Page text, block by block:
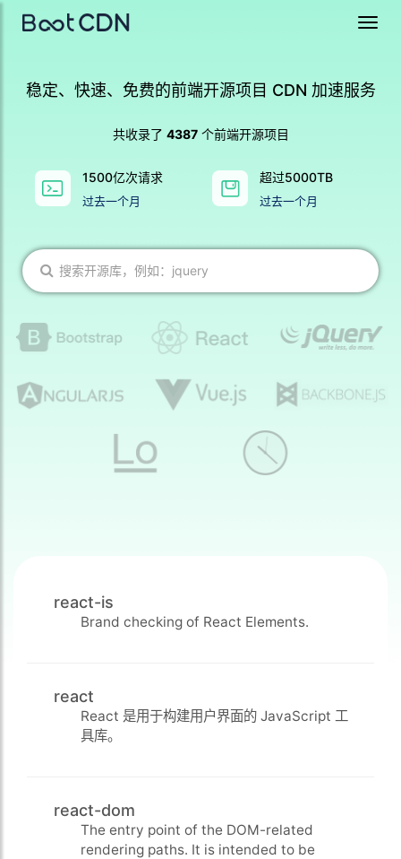
稳定、快速、免费的前端开源项目 CDN 加速服务
共收录了 4387个前端开源项目
1500亿次请求
过去一个月
超过5000TB
过去一个月
react-is
Brand checking of React Elements.
react
React 是用于构建用户界面的 JavaScript 工
具库。
react-dom
The entry point of the DOM-related
rendering paths. It is intended to be